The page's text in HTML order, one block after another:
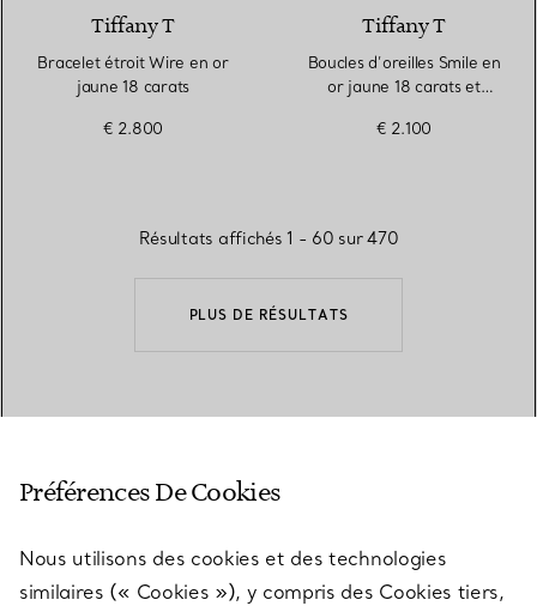
Tiffany T
Bracelet étroit Wire en or
jaune 18 carats
€ 2.800
Tiffany T
Boucles d’oreilles Smile en
or jaune 18 carats et
€ 2.100
PLUS DE RÉSULTATS
Résultats affichés 1 - 60 sur 470
Préférences De Cookies
Nous utilisons des cookies et des technologies
similaires (« Cookies »), y compris des Cookies tiers,